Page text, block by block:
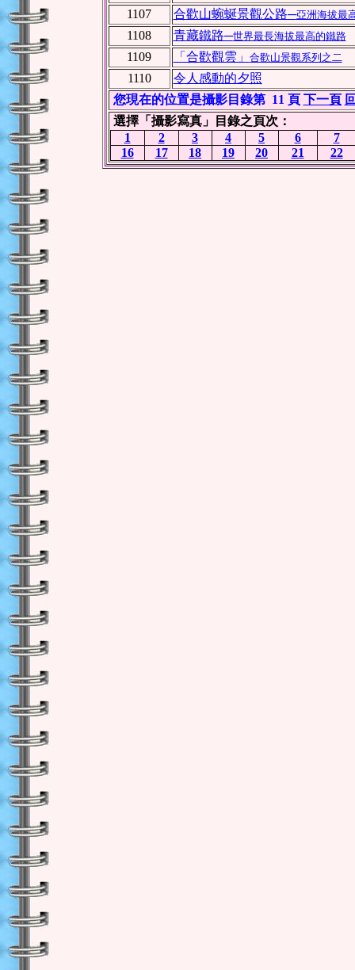
1107 合歡山蜿蜒景觀公路─亞洲海拔最
1108 青藏鐵路─世界最長海拔最高的鐵路
1109 「合歡觀雲」 合歡山景觀系列之二
1110
令人感動的夕照
您現在的位置是攝影目錄第 11 頁 下一頁
選擇「攝影寫真」目錄之頁次：
1
2 3 4 5 6
7
16
17 18 19 20 21 22